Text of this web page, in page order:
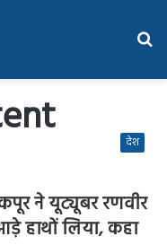
देश
ने यूट्यूबर रणवीर
हाथों लिया, कहा